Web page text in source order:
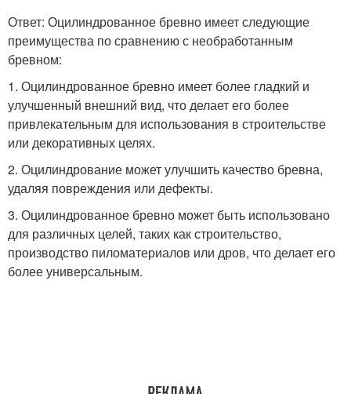
Ответ: Оцилиндрованное бревно имеет следующие
преимущества по сравнению с необработанным
бревном:
1. Оцилиндрованное бревно имеет более гладкий и
улучшенный внешний вид, что делает его более
привлекательным для использования в строительстве
или декоративных целях.
2. Оцилиндрование может улучшить качество бревна,
удаляя повреждения или дефекты.
3. Оцилиндрованное бревно может быть использовано
для различных целей, таких как строительство,
производство пиломатериалов или дров, что делает его
более универсальным.